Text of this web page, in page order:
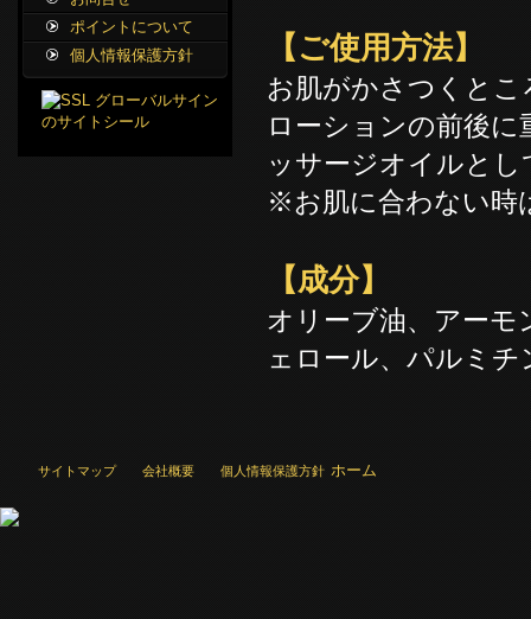
【ご使用方法】
お肌がかさつくと
ローションの前後
ッサージオイルと
※お肌に合わない時
【成分】
オリーブ油、アーモ
ェロール、パルミ
ポイントについて
個人情報保護方針
ホーム
サイトマップ 会社概要 個人情報保護方針